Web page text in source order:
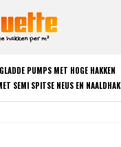
GLADDE PUMPS MET HOGE HAKKEN
SEMI SPITSE NEUS EN NAALDHAK